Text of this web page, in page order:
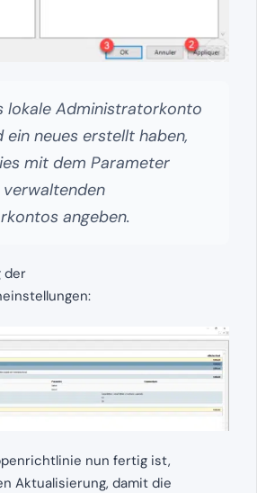
lokale Administratorkonto
ein neues erstellt haben,
mit dem Parameter
verwaltenden
angeben.
der
nun fertig ist,
Aktualisierung, damit die